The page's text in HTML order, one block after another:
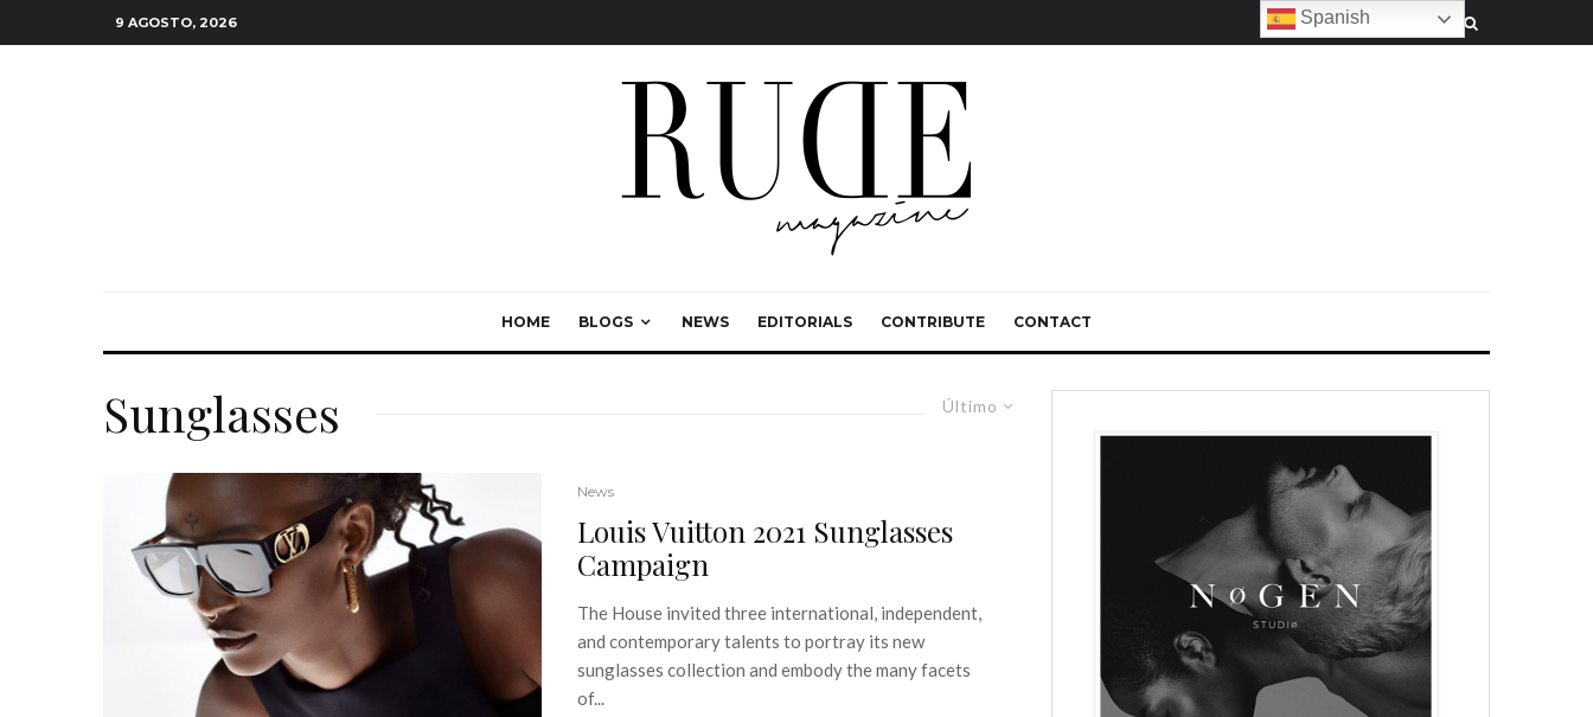
9 AGOSTO, 2026
HOME BLOGS NEWS EDITORIALS CONTRIBUTE CONTACT
Último
Sunglasses
News
Louis Vuitton 2021 Sunglasses
Campaign
The House invited three international, independent,
and contemporary talents to portray its new
sunglasses collection and embody the many facets
of...
Spanish